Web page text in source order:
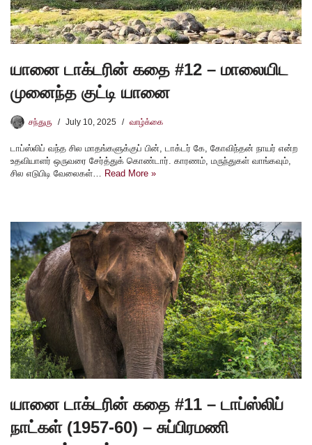
யானை டாக்டரின் கதை #12 – மாலையிட
முனைந்த குட்டி யானை
சந்துரு July 10, 2025 வாழ்க்கை
டாப்ஸ்லிப் வந்த சில மாதங்களுக்குப் பின், டாக்டர் கே, கோவிந்தன் நாயர் என்ற
உதவியாளர் ஒருவரை சேர்த்துக் கொண்டார். காரணம், மருந்துகள் வாங்கவும்,
சில எடுபிடி வேலைகள்… Read More »
யானை டாக்டரின் கதை #11 – டாப்ஸ்லிப்
நாட்கள் (1957-60) – சுப்பிரமணி